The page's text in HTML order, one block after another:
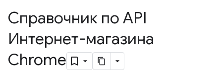
Справочник по API
Интернет-магазина
Chrome